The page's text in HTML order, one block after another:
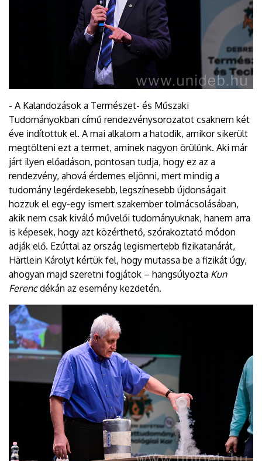
- A Kalandozások a Természet- és Műszaki
Tudományokban című rendezvénysorozatot csaknem két
éve indítottuk el. A mai alkalom a hatodik, amikor sikerült
megtölteni ezt a termet, aminek nagyon örülünk. Aki már
járt ilyen előadáson, pontosan tudja, hogy ez az a
rendezvény, ahová érdemes eljönni, mert mindig a
tudomány legérdekesebb, legszínesebb újdonságait
hozzuk el egy-egy ismert szakember tolmácsolásában,
akik nem csak kiváló művelői tudományuknak, hanem arra
is képesek, hogy azt közérthető, szórakoztató módon
adják elő. Ezúttal az ország legismertebb fizikatanárát,
Härtlein Károlyt kértük fel, hogy mutassa be a fizikát úgy,
ahogyan majd szeretni fogjátok – hangsúlyozta Kun
Ferencdékán az esemény kezdetén.